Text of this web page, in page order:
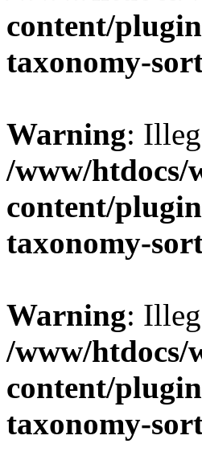
content/
taxonomy-
Warning:
/www/htdocs/
content/
taxonomy-
Warning:
/www/htdocs/
content/
taxonomy-